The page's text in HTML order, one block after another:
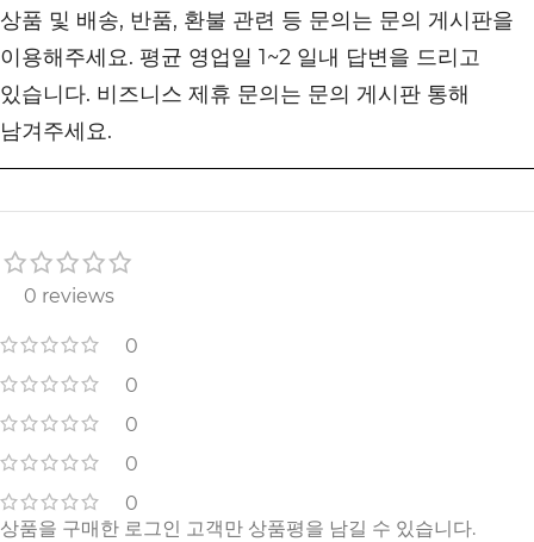
상품 및 배송, 반품, 환불 관련 등 문의는 문의 게시판을
이용해주세요. 평균 영업일 1~2 일내 답변을 드리고
있습니다. 비즈니스 제휴 문의는 문의 게시판 통해
남겨주세요.
0 reviews
0
0
0
0
0
상품을 구매한 로그인 고객만 상품평을 남길 수 있습니다.